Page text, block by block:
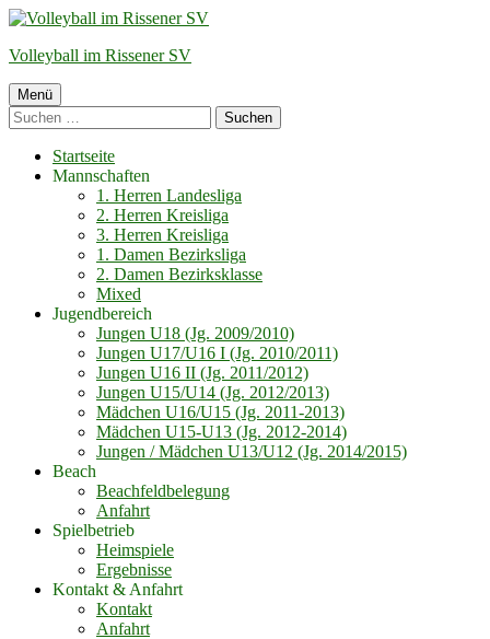
Springe
Inhalt
Volleyball im Rissener SV
Primäres
Menü
Menü
Suchen
nach:
Startseite
Mannschaften
1. Herren Landesliga
2. Herren Kreisliga
3. Herren Kreisliga
1. Damen Bezirksliga
2. Damen Bezirksklasse
Mixed
Jugendbereich
Jungen U18 (Jg. 2009/2010)
Jungen U17/U16 I (Jg. 2010/2011)
Jungen U16 II (Jg. 2011/2012)
Jungen U15/U14 (Jg. 2012/2013)
Mädchen U16/U15 (Jg. 2011-2013)
Mädchen U15-U13 (Jg. 2012-2014)
Jungen / Mädchen U13/U12 (Jg. 2014/2015)
Beach
Beachfeldbelegung
Anfahrt
Spielbetrieb
Heimspiele
Ergebnisse
Kontakt & Anfahrt
Kontakt
Anfahrt